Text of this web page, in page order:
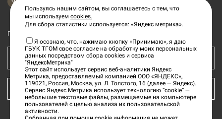
Подпишитесь на рассылку новостей
Ваш e-mail адрес
КУПИТЬ БИЛЕТ
Пользуясь нашим сайтом, вы соглашаетесь с тем, что
мы используем cookies.
Для сбора статистики используется: «Яндекс метрика».
Я осознаю, что, нажимаю кнопку «Принимаю», я даю
ГБУК ТГОМ свое согласие на обработку моих персональных
данных посредством сбора cookies и сервиса
"ЯндексМетрика"
Этот сайт использует сервис веб-аналитики Яндекс
Метрика, предоставляемый компанией ООО «ЯНДЕКС»,
119021, Россия, Москва, ул. Л. Толстого, 16 (далее — Яндекс).
Сервис Яндекс Метрика использует технологию “cookie” —
небольшие текстовые файлы, размещаемые на компьютере
пользователей с целью анализа их пользовательской
активности.